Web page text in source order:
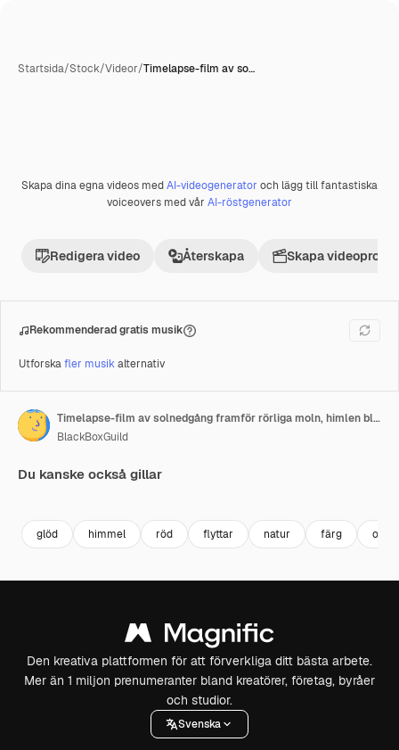
Startsida/Stock/Videor/Timelapse-film av so…
Premie
Skapa dina egna videos medAI-videogenerator och lägg till fantastiska
voiceovers med vår AI-röstgenerator
Redigera video Återskapa Skapa
Rekommenderad gratis musik
Utforskafler musikalternativ
Timelapse-film av solnedgång framför rörliga moln, himlen blir mörkare från gul till röd
BlackBoxGuild
Du kanske också gillar
glöd himmel röd flyttar natur färg
Den kreativa plattformen för att förverkliga ditt bästa arbete.
Mer än 1 miljon prenumeranter bland kreatörer, företag, byråer
och studior.
Svenska